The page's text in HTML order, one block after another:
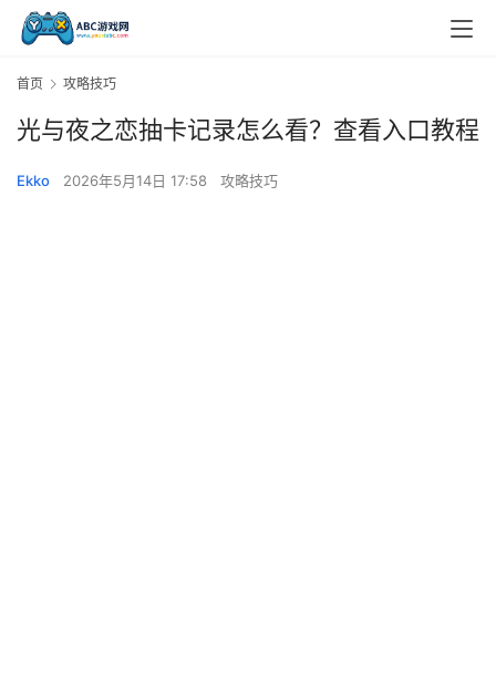
首页 攻略技巧
光与夜之恋抽卡记录怎么看？查看入口教程
Ekko 2026年5月14日 17:58 攻略技巧